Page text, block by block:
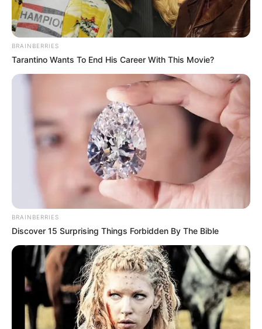
OST (ORIGINAL SOUNDTRACK)
–
TRAILER TUTUR TINULAR
Halaman :
2 Sebelumnya
TUTUR TINULAR
BRAINBERRIES
Tarantino Wants To End His Career With This Movie?
BRAINBERRIES
Discover 15 Surprising Things Forbidden By The Bible